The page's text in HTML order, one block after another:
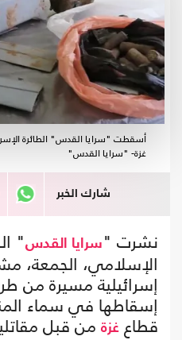
أسقطت "سرايا القدس" الطائرة
غزة- "سرايا القدس"
شارك الخبر
نشرت " سرايا القدس"
الإسلامي، الجمعة،
إسرائيلية مسيرة من
إسقاطها في سماء
قطاع غزة من قبل